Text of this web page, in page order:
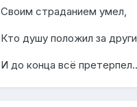
Своим страданием умел,
Кто душу положил за други
И до конца всё